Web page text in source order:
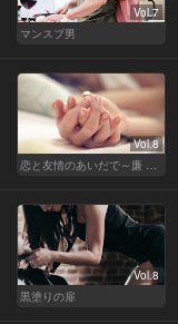
Vol.7
マンスプ男
Vol.8
恋と友情のあいだで～廉 Ver.～
Vol.8
黒塗りの扉